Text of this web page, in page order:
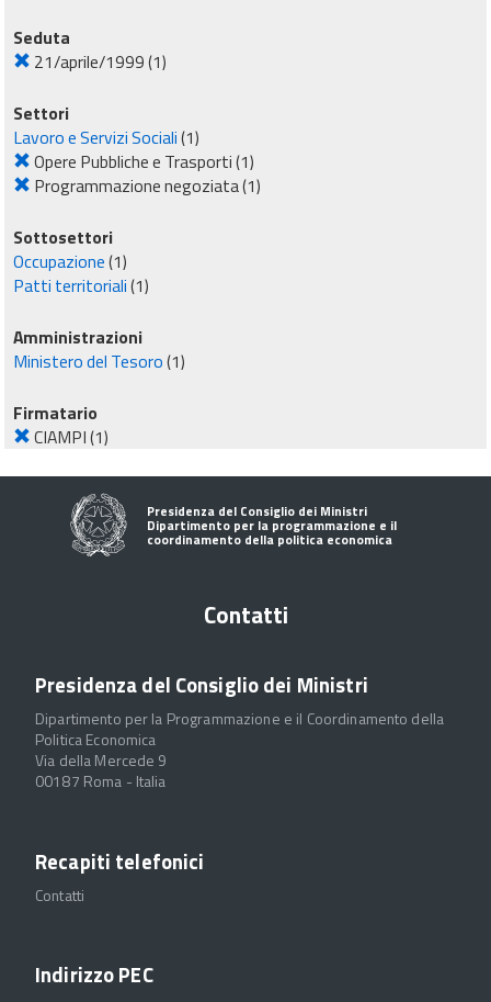
Seduta
21/aprile/1999(1)
Settori
Lavoro e Servizi Sociali(1)
Opere Pubbliche e Trasporti(1)
Programmazione negoziata(1)
Sottosettori
Occupazione(1)
Patti territoriali(1)
Amministrazioni
Ministero del Tesoro(1)
Firmatario
CIAMPI(1)
Presidenza del Consiglio dei Ministri
Dipartimento per la programmazione e il
coordinamento della politica economica
Contatti
Presidenza del Consiglio dei Ministri
Dipartimento per la Programmazione e il Coordinamento della
Politica Economica
Via della Mercede 9
00187 Roma - Italia
Recapiti telefonici
Contatti
Indirizzo PEC